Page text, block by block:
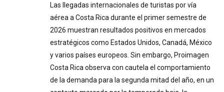
Las llegadas internacionales de turistas por vía
aérea a Costa Rica durante el primer semestre de
2026 muestran resultados positivos en mercados
estratégicos como Estados Unidos, Canadá, México
y varios países europeos. Sin embargo, Proimagen
Costa Rica observa con cautela el comportamiento
de la demanda para la segunda mitad del año, en un